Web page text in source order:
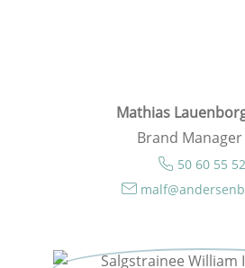
Mathias
Brand Manager
50 60 55 52